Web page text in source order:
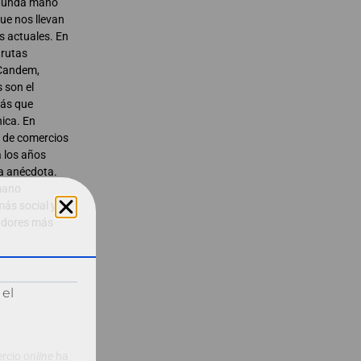
nos llevan
actuales. En
rutas
son el
que
En
comercios
los años
anécdota.
social y
más